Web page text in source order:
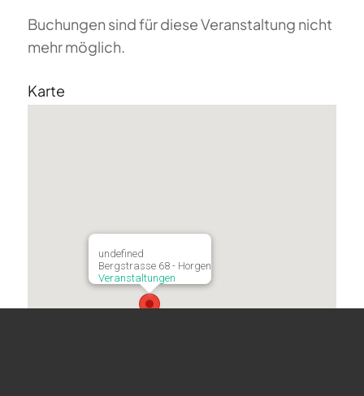
Buchungen sind für diese Veranstaltung nicht
mehr möglich.
Karte
undefined
Bergstrasse 68 - Horgen
Veranstaltungen